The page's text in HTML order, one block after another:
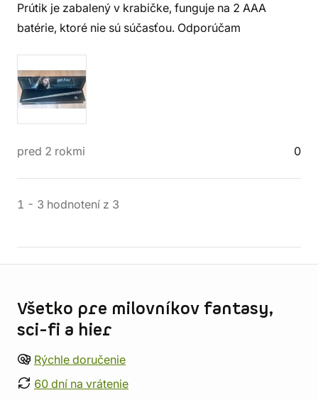
Prútik je zabalený v krabičke, funguje na 2 AAA
batérie, ktoré nie sú súčasťou. Odporúčam
pred 2 rokmi 0
1 - 3 hodnotení z 3
Všetko pre milovníkov fantasy,
sci-fi a hier
Rýchle doručenie
60 dní na vrátenie